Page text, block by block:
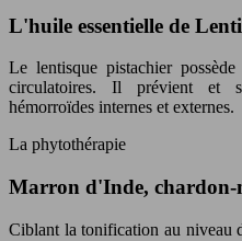
L'huile essentielle de
Le lentisque pistachier
circulatoires. Il prévient et
hémorroïdes internes et externes.
La phytothérapie
Marron d'Inde, chardon-
Ciblant la tonification au niveau